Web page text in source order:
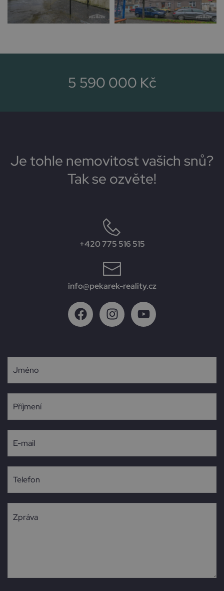
5 590 000 Kč
Je tohle nemovitost vašich snů?
Tak se ozvěte!
+420 775 516 515
info@pekarek-reality.cz